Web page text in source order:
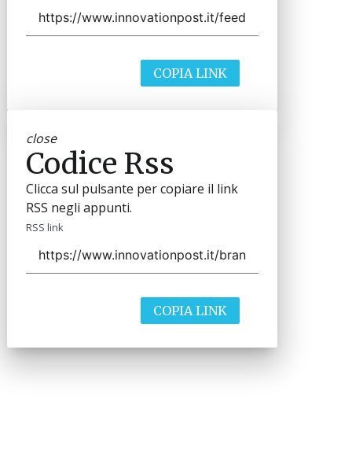
COPIA LINK
close
Codice Rss
Clicca sul pulsante per copiare il link
RSS negli appunti.
RSS link
COPIA LINK